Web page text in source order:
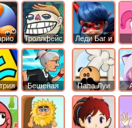
Троллфейс
квест
Бешеная
бабка
сбежала из
психушки
Леди Баг и
Супер Кот
Папа Луи